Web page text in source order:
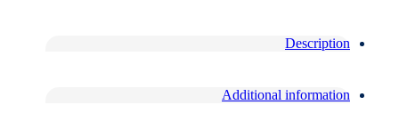
Description
Additional information